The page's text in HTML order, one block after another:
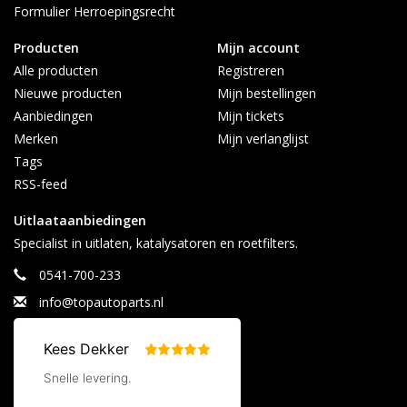
Formulier Herroepingsrecht
Producten
Alle producten
Nieuwe producten
Aanbiedingen
Merken
Tags
RSS-feed
Mijn account
Registreren
Mijn bestellingen
Mijn tickets
Mijn verlanglijst
Uitlaataanbiedingen
Specialist in uitlaten, katalysatoren en roetfilters.
0541-700-233
info@topautoparts.nl